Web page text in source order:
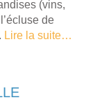
(vins,
de
Lire la suite…